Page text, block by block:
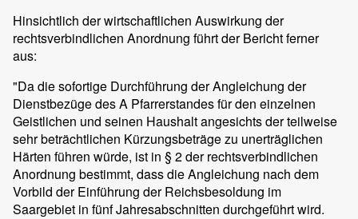
Hinsichtlich der wirtschaftlichen Auswirkung der
rechtsverbindlichen Anordnung führt der Bericht ferner
aus:
"Da die sofortige Durchführung der Angleichung der
Dienstbezüge des A Pfarrerstandes für den einzelnen
Geistlichen und seinen Haushalt angesichts der teilweise
sehr beträchtlichen Kürzungsbeträge zu unerträglichen
Härten führen würde, ist in § 2 der rechtsverbindlichen
Anordnung bestimmt, dass die Angleichung nach dem
Vorbild der Einführung der Reichsbesoldung im
Saargebiet in fünf Jahresabschnitten durchgeführt wird.